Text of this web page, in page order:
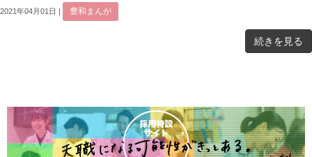
2021年04月01日 | 豊和まんが
続きを見る